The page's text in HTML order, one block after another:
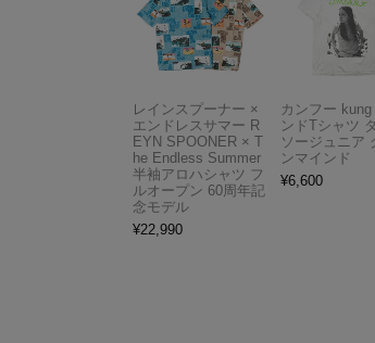
レインスプーナー ×
エンドレスサマー R
EYN SPOONER × T
he Endless Summer
半袖アロハシャツ フ
ルオープン 60周年記
念モデル
¥22,990
カンフー
ンドTシャツ
ソージュニア
ンマインド
¥6,600